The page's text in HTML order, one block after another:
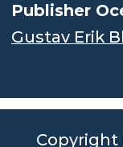
Publisher
Gustav Erik
Copyright